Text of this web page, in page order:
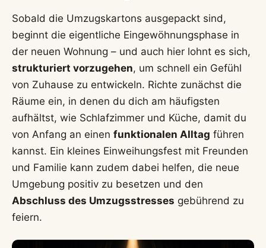
Sobald die Umzugskartons ausgepackt sind,
beginnt die eigentliche Eingewöhnungsphase in
der neuen Wohnung – und auch hier lohnt es sich,
strukturiert vorzugehen, um schnell ein Gefühl
von Zuhause zu entwickeln. Richte zunächst die
Räume ein, in denen du dich am häufigsten
aufhältst, wie Schlafzimmer und Küche, damit du
von Anfang an einen funktionalen Alltag führen
kannst. Ein kleines Einweihungsfest mit Freunden
und Familie kann zudem dabei helfen, die neue
Umgebung positiv zu besetzen und den
Abschluss des Umzugsstresses gebührend zu
feiern.